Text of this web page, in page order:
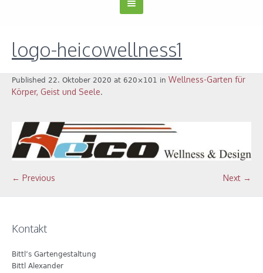
logo-heicowellness1
Published 22. Oktober 2020 at 620×101 in Wellness-Garten für
Körper, Geist und Seele.
← Previous Next →
Kontakt
Bittl’s Gartengestaltung
Bittl Alexander